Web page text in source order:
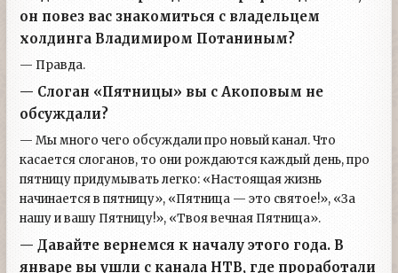
он повез вас знакомиться с владельцем
холдинга Владимиром Потаниным?
— Правда.
— Слоган «Пятницы» вы с Акоповым не
обсуждали?
— Мы много чего обсуждали про новый канал. Что
касается слоганов, то они рождаются каждый день, про
пятницу придумывать легко: «Настоящая жизнь
начинается в пятницу», «Пятница — это святое!», «За
нашу и вашу Пятницу!», «Твоя вечная Пятница».
— Давайте вернемся к началу этого года. В
январе вы ушли с канала НТВ, где проработали